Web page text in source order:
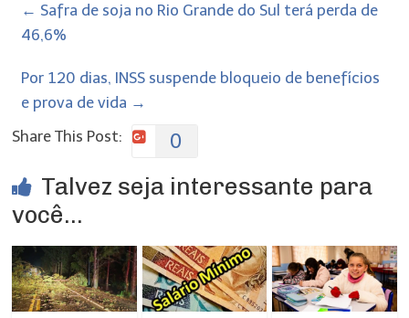
← Safra de soja no Rio Grande do Sul terá perda de
46,6%
Por 120 dias, INSS suspende bloqueio de benefícios
e prova de vida →
Share This Post:
0
Talvez seja interessante para
você...